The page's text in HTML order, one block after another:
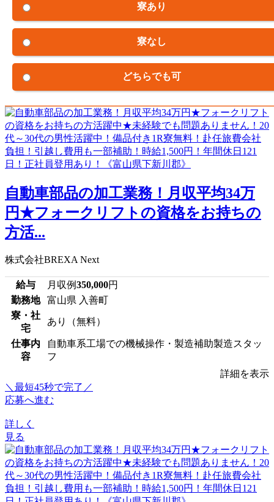
寮あり
寮なし
どちらでも可
自動車部品の加工業務！月収平均34万
円★フォークリフトの資格をお持ちの
方活...
株式会社BREXA Next
給与 月収例350,000円
勤務地
富山県 入善町
寮・社
宅
あり（無料）
仕事内
容
自動車系工場での機械操作・製造補助製造スタッ
フ
詳細を表示
＼最短45秒で完了／
応募へ進む
詳しく
見る